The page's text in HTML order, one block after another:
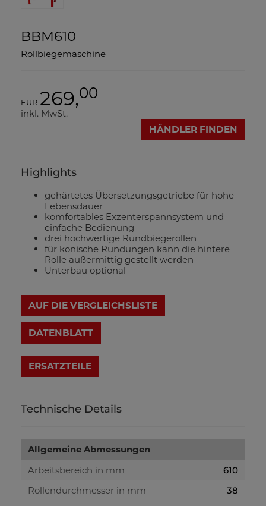
BBM610
Rollbiegemaschine
EUR 269,00
inkl. MwSt.
HÄNDLER FINDEN
Highlights
gehärtetes Übersetzungsgetriebe für hohe
Lebensdauer
komfortables Exzenterspannsystem und
einfache Bedienung
drei hochwertige Rundbiegerollen
für konische Rundungen kann die hintere
Rolle außermittig gestellt werden
Unterbau optional
AUF DIE VERGLEICHSLISTE
DATENBLATT
Technische Details
Allgemeine Abmessungen
Arbeitsbereich in mm
610
Rollendurchmesser in mm
38